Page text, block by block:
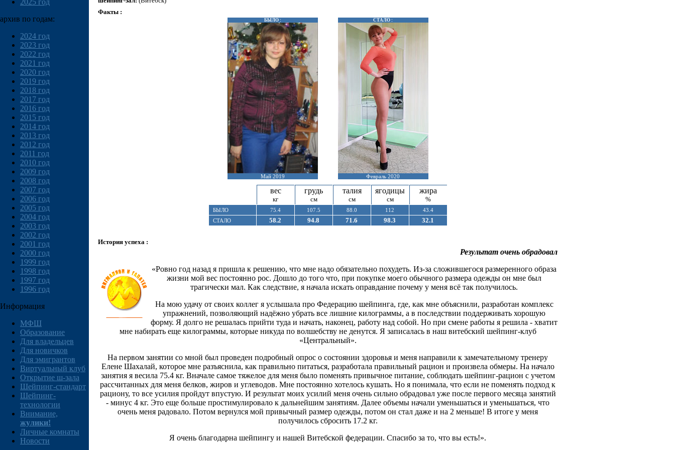
2025 год
архив по годам:
2024 год
2023 год
2022 год
2021 год
2020 год
2019 год
2018 год
2017 год
2016 год
2015 год
2014 год
2013 год
2012 год
2011 год
2010 год
2009 год
2008 год
2007 год
2006 год
2005 год
2004 год
2003 год
2002 год
2001 год
2000 год
1999 год
1998 год
1997 год
1996 год
Информация
МФШ
Образование
Для владельцев
Для новичков
Для эмигрантов
Виртуальный клуб
Открытие ш-зала
Шейпинг-стандарт
Шейпинг-
технологии
Внимание,
жулики!
Личные комнаты
Новости
Факты :
БЫЛО :
Май 2019
СТАЛО :
Февраль 2020
вес
кг
грудь
см
талия
см
ягодицы
см
жира
%
БЫЛО 75.4 107.5 88.0 112
43.4
СТАЛО
58.2 94.8 71.6 98.3 32.1
История успеха :
Результат очень обрадовал
«Ровно год назад я пришла к решению, что мне надо обязательно похудеть. Из-за сложившегося размеренного образа
жизни мой вес постоянно рос. Дошло до того что, при покупке моего обычного размера одежды он мне был
трагически мал. Как следствие, я начала искать оправдание почему у меня всё так получилось.
На мою удачу от своих коллег я услышала про Федерацию шейпинга, где, как мне объяснили, разработан комплекс
упражнений, позволяющий надёжно убрать все лишние килограммы, а в последствии поддерживать хорошую
форму. Я долго не решалась прийти туда и начать, наконец, работу над собой. Но при смене работы я решила - хватит
мне набирать еще килограммы, которые никуда по волшебству не денутся. Я записалась в наш витебский шейпинг-клуб
«Центральный».
На первом занятии со мной был проведен подробный опрос о состоянии здоровья и меня направили к замечательному тренеру
Елене Шахалай, которое мне разъяснила, как правильно питаться, разработала правильный рацион и произвела обмеры. На начало
занятия я весила 75.4 кг. Вначале самое тяжелое для меня было поменять привычное питание, соблюдать шейпинг-рацион с учетом
рассчитанных для меня белков, жиров и углеводов. Мне постоянно хотелось кушать. Но я понимала, что если не поменять подход к
рациону, то все усилия пройдут впустую. И результат моих усилий меня очень сильно обрадовал уже после первого месяца занятий
- минус 4 кг. Это еще больше простимулировало к дальнейшим занятиям. Далее объемы начали уменьшаться и уменьшаться, что
очень меня радовало. Потом вернулся мой привычный размер одежды, потом он стал даже и на 2 меньше! В итоге у меня
получилось сбросить 17.2 кг.
Я очень благодарна шейпингу и нашей Витебской федерации. Спасибо за то, что вы есть!».